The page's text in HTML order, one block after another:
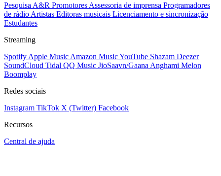
Pesquisa A&R Promotores Assessoria de imprensa Programadores
de rádio Artistas Editoras musicais Licenciamento e sincronização
Estudantes
Streaming
Spotify Apple Music Amazon MusicYouTube Shazam Deezer
SoundCloud Tidal QQ Music JioSaavn/Gaana Anghami Melon
Boomplay
Redes sociais
Instagram TikTok X (Twitter) Facebook
Recursos
Central de ajuda